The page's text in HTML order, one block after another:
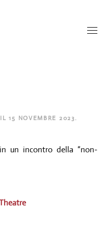
IL15 NOVEMBRE 2023.
un incontro della “non-